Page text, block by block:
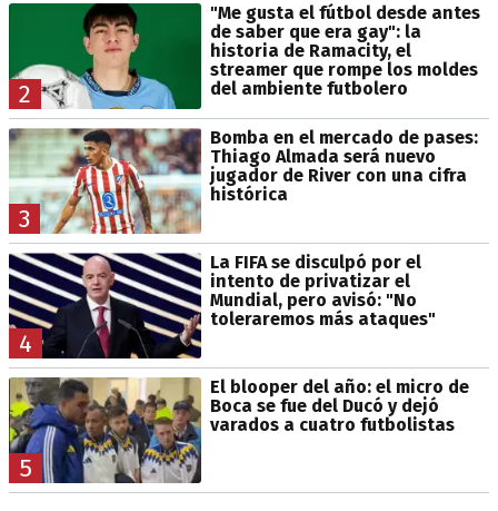
2
"Me gusta el fútbol desde antes
de saber que era gay": la
historia de Ramacity, el
streamer que rompe los moldes
del ambiente futbolero
3
Bomba en el mercado de pases:
Thiago Almada será nuevo
jugador de River con una cifra
histórica
4
La FIFA se disculpó por el
intento de privatizar el
Mundial, pero avisó: "No
toleraremos más ataques"
5
El blooper del año: el micro de
Boca se fue del Ducó y dejó
varados a cuatro futbolistas